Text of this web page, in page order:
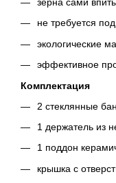
не требуется
экологические
эффективное
Комплектация
2 стеклянные
1 держатель из
1 поддон
крышка с